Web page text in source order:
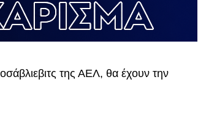
της ΑΕΛ, θα έχουν την